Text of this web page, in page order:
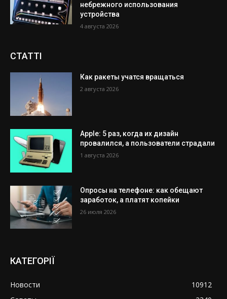
небрежного использования
устройства
4 августа 2026
СТАТТІ
Как ракеты учатся вращаться
2 августа 2026
Apple: 5 раз, когда их дизайн
провалился, а пользователи страдали
1 августа 2026
Опросы на телефоне: как обещают
заработок, а платят копейки
26 июля 2026
КАТЕГОРІЇ
Новости
10912